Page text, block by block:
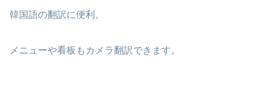
韓国語の翻訳に便利。
メニューや看板もカメラ翻訳できます。